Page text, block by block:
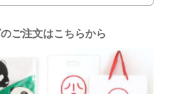
ご注文はこちらから